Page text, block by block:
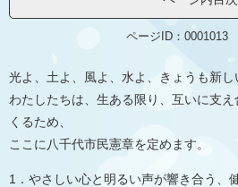
ページID：0001013
光よ、土よ、風よ、水よ、きょうも新し
わたしたちは、生ある限り、互いに支
くるため、
ここに八千代市民憲章を定めます。
1．やさしい心と明るい声が響き合う、